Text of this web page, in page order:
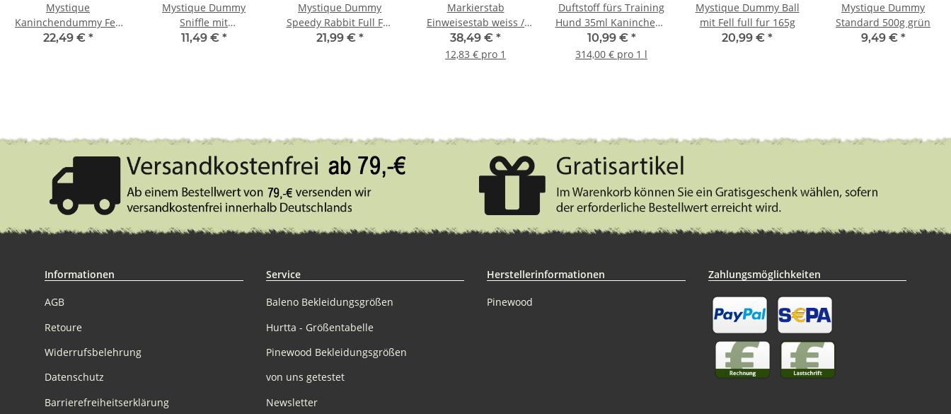
Mystique
Kaninchendummy Fell
500g
22,49 € *
Mystique Dummy
Sniffle mit
Kaninchenfell
11,49 € *
Mystique Dummy
Speedy Rabbit Full Fur
mit Fell 250g
21,99 € *
Markierstab
Einweisestab weiss /
schwarz im Set 3 Stück
38,49 € *
12,83 € pro 1
Duftstoff fürs Training
Hund 35ml Kaninchen -
Rabbit
10,99 € *
314,00 € pro 1 l
Mystique Dummy Ball
mit Fell full fur 165g
20,99 € *
Mystique Dummy
Standard 500g grün
9,49 € *
Informationen
AGB
Retoure
Widerrufsbelehrung
Datenschutz
Barrierefreiheitserklärung
Service
Baleno Bekleidungsgrößen
Hurtta - Größentabelle
Pinewood Bekleidungsgrößen
von uns getestet
Newsletter
Herstellerinformationen
Pinewood
Zahlungsmöglichkeiten